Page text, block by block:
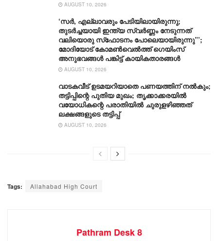
AUGUST 10, 2026
‘സർ, എല്ലാവരും പേടിയിലായിരുന്നു;
തുടർച്ചയായി ഇന്ത്യ സ്വർണ്ണം നേടുന്നത്
വലിയൊരു സ്‌ഫോടനം പോലെയായിരുന്നു”’;
മോദിയോട് കോമൺവെൽത്ത് ഗെയിംസ്
അനുഭവങ്ങൾ പങ്കിട്ട് കായികതാരങ്ങൾ
AUGUST 10, 2026
വാടകവീട് ഉടമയറിയാതെ പണയത്തിന് നൽകും;
തട്ടിപ്പിന്റെ പുതിയ മുഖം; തൃക്കാക്കരയിൽ
വയോധികന്റെ പരാതിയിൽ ചുരുളഴിഞ്ഞത്
ലക്ഷങ്ങളുടെ തട്ടിപ്പ്
AUGUST 10, 2026
Tags: Allahabad High Court
Pathram Desk 8